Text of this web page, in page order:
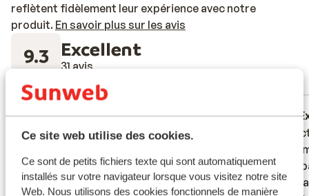
Ce site web utilise des cookies.
Ce sont de petits fichiers texte qui sont automatiquement
installés sur votre navigateur lorsque vous visitez notre site
Web. Nous utilisons des cookies fonctionnels de manière
reflètent fidèlement leur expérience avec notre
produit. En savoir plus sur les avis
9.3 Excellent
31 avis
Réservé principalement par couples
9.1 Excellent
il y a 2 semaines
Séjour magnifique et reposant !
Séjour magnifique et reposant !
9.6
bij
en
bij
en